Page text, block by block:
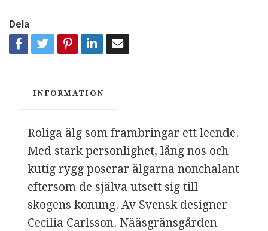
Dela
INFORMATION
Roliga älg som frambringar ett leende.
Med stark personlighet, lång nos och
kutig rygg poserar älgarna nonchalant
eftersom de själva utsett sig till
skogens konung. Av Svensk designer
Cecilia Carlsson. Nääsgränsgården